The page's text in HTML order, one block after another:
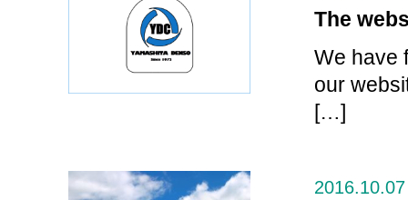
The
We have
our
[…]
2016.10.07